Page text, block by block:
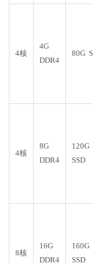
4核
4G
DDR4
80G
4核
8G
DDR4
120G
SSD
8核
16G
DDR4
160G
SSD